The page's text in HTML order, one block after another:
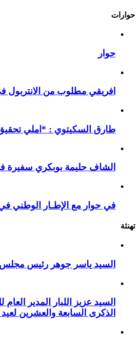
حوارات
حوار
افريقي مطلوب من الانتربول
طارق السكيتوي : *املي
الشاف حليمة بوبكري سفيرة
في حوار مع الإطـار الوطني
تهنئة
السيد ياسر جوهر رئيس مجلس مقاطعة
السيد عزيز اللبار المدير
الذكرى السابعة والعشرين